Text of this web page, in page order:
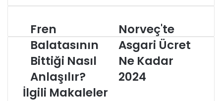
Fren
Balatasının
Bittiği
Nasıl
Anlaşılır?
Fren
Balatasının
Bittiği Nasıl
Anlaşılır?
Norveç'te
Asgari
Ücret
Ne
Kadar
2024
Norveç'te
Asgari Ücret
Ne Kadar
2024
İlgili Makaleler